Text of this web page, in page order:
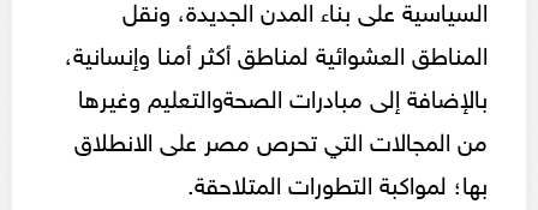
السياسية على بناء المدن الجديدة، ونقل
المناطق العشوائية لمناطق أكثر أمنا وإنسانية،
بالإضافة إلى مبادرات الصحةوالتعليم وغيرها
من المجالات التي تحرص مصر على الانطلاق
بها؛ لمواكبة التطورات المتلاحقة.